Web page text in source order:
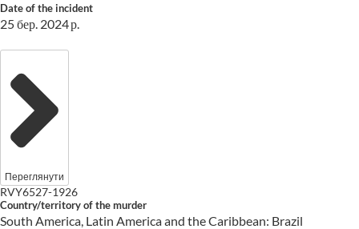
Date of the incident
25 бер. 2024 р.
Переглянути
RVY6527-1926
Country/territory of the murder
South America, Latin America and the Caribbean: Brazil